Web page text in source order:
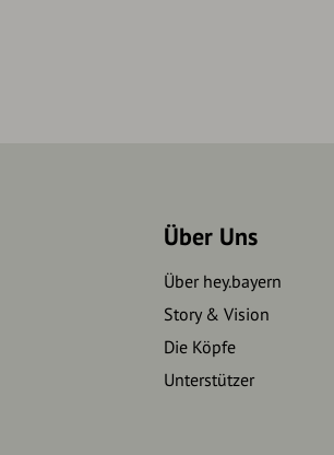
Über Uns
Über hey.bayern
Story & Vision
Die Köpfe
Unterstützer